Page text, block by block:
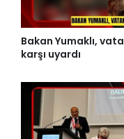
Bakan Yumaklı,
karşı uyardı